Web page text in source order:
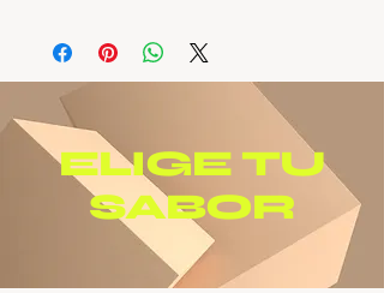
jaspeado. Son el regalo perfecto
para el lector más apasionado.
ELIGE TU
SABOR